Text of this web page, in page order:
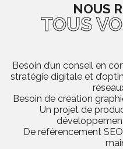
NOUS
TOUS
Besoin d’un conseil en
stratégie digitale et
Besoin de création
Un projet de
De référencement